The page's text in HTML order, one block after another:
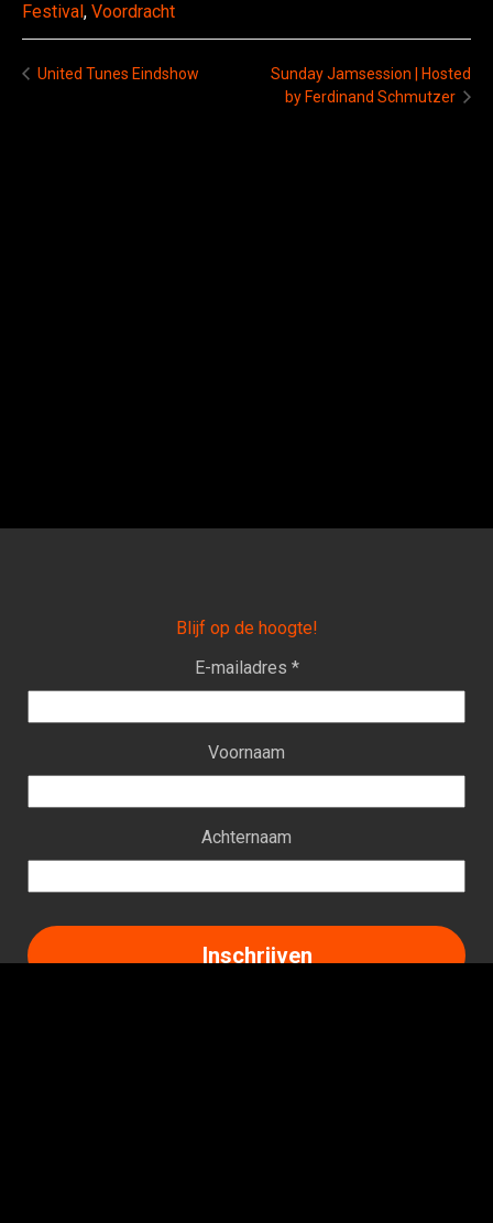
Festival , Voordracht
United Tunes Eindshow
Sunday Jamsession | Hosted
by Ferdinand Schmutzer
Blijf op de hoogte!
E-mailadres *
Voornaam
Achternaam